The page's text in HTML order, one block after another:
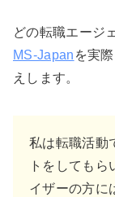
どの転職エージ
MS-Japan を実
えします。
私は転職活動
トをしても
イザーの方に